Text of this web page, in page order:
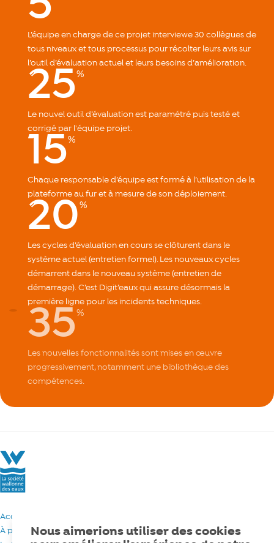
L’équipe en charge de ce projet interviewe 30 collègues de
tous niveaux et tous processus pour récolter leurs avis sur
l’outil d’évaluation actuel et leurs besoins d’amélioration.
25%
Le nouvel outil d’évaluation est paramétré puis testé et
corrigé par l'équipe projet.
15%
Chaque responsable d’équipe est formé à l’utilisation de la
plateforme au fur et à mesure de son déploiement.
20%
Les cycles d’évaluation en cours se clôturent dans le
système actuel (entretien formel). Les nouveaux cycles
démarrent dans le nouveau système (entretien de
démarrage). C’est Digit’eaux qui assure désormais la
première ligne pour les incidents techniques.
35%
Les nouvelles fonctionnalités sont mises en œuvre
progressivement, notamment une bibliothèque des
compétences.
La Société Wallonne des Eaux
Accueil
À proposNous aimerions utiliser des cookies